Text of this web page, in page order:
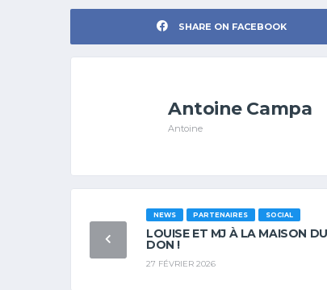
SHARE ON FACEBOOK
Antoine Campa
Antoine
NEWS PARTENAIRES SOCIAL
LOUISE ET MJ À LA MAISON DU
DON !
27 FÉVRIER 2026